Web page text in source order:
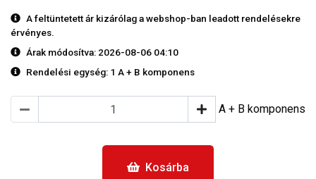
A feltüntetett ár kizárólag a webshop-ban leadott rendelésekre
érvényes.
Árak módosítva: 2026-08-06 04:10
Rendelési egység: 1 A + B komponens
A + B komponens
Kosárba